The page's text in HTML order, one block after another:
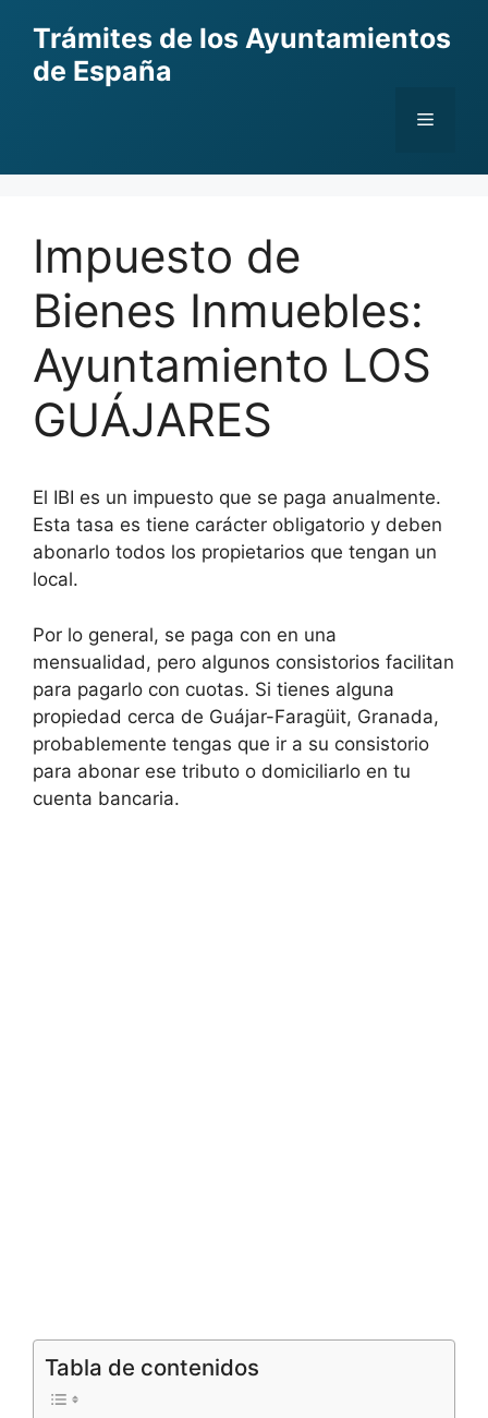
content
Trámites de los Ayuntamientos
de España
Menu
Impuesto de
Bienes Inmuebles:
Ayuntamiento LOS
GUÁJARES
El IBI es un impuesto que se paga anualmente.
Esta tasa es tiene carácter obligatorio y deben
abonarlo todos los propietarios que tengan un
local.
Por lo general, se paga con en una
mensualidad, pero algunos consistorios facilitan
para pagarlo con cuotas. Si tienes alguna
propiedad cerca de Guájar-Faragüit, Granada,
probablemente tengas que ir a su consistorio
para abonar ese tributo o domiciliarlo en tu
cuenta bancaria.
Tabla de contenidos